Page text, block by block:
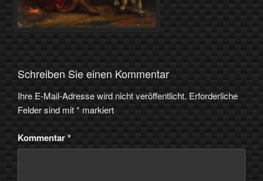
Schreiben Sie einen Kommentar
Ihre E-Mail-Adresse wird nicht veröffentlicht. Erforderliche
Felder sind mit* markiert
Kommentar*